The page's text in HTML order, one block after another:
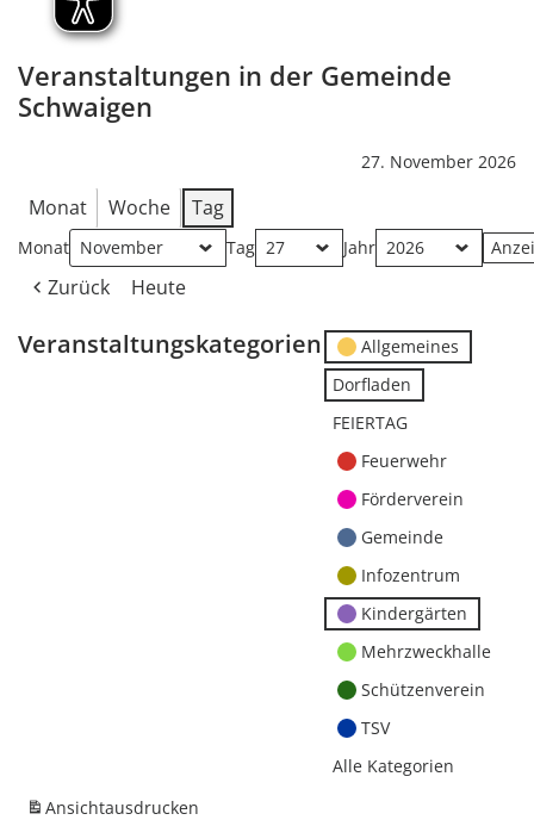
Veranstaltungen in der Gemeinde
Schwaigen
27. November 2026
Monat Woche Tag
Monat Tag Jahr
Zurück Heute
Veranstaltungskategorien
Allgemeines
Dorfladen
FEIERTAG
Feuerwehr
Förderverein
Gemeinde
Infozentrum
Kindergärten
Mehrzweckhalle
Schützenverein
TSV
Alle Kategorien
Ansichtausdrucken